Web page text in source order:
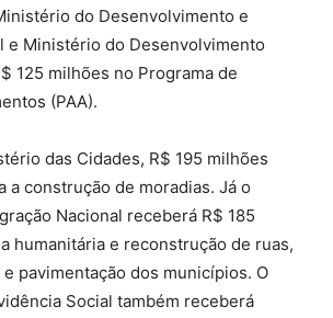
do Desenvolvimento e
e Ministério do Desenvolvimento
125 milhões no Programa de
(PAA).
das Cidades, R$ 195 milhões
a construção de moradias. Já o
Nacional receberá R$ 185
humanitária e reconstrução de ruas,
pavimentação dos municípios. O
Social também receberá